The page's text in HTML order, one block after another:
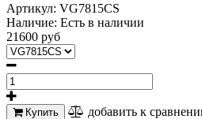
Артикул: VG7815CS
Наличие: Есть в наличии
21600 руб
Купить добавить к